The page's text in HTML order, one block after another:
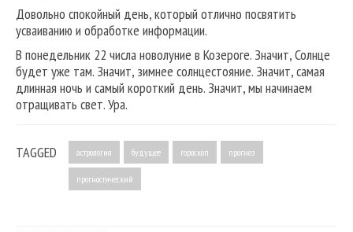
Довольно спокойный день, который отлично посвятить
усваиванию и обработке информации.
В понедельник 22 числа новолуние в Козероге. Значит, Солнце
будет уже там. Значит, зимнее солнцестояние. Значит, самая
длинная ночь и самый короткий день. Значит, мы начинаем
отращивать свет. Ура.
TAGGED астрология будущее гороскоп прогноз
прогностический